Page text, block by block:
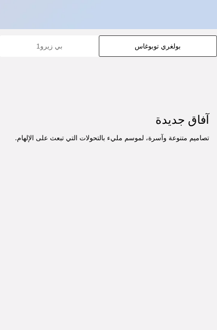
بولغري توبوغاس بي زيرو1
آفاق جديدة
تصاميم متنوعة وآسرة، لموسم مليء بالتحولات التي تبعث على الإلهام.